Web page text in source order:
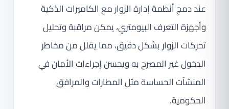
عند دمج أنظمة إدارة الزوار مع الكاميرات الذكية
وأجهزة التعرف البيومتري، يمكن مراقبة وتحليل
تحركات الزوار بشكل دقيق، مما يقلل من مخاطر
الدخول غير المصرح به ويحسن إجراءات الأمان في
المنشآت الحساسة مثل المطارات والمرافق
الحكومية.